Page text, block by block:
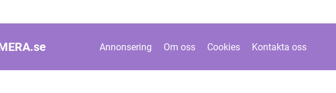
se Annonsering Om oss Cookies Kontakta oss